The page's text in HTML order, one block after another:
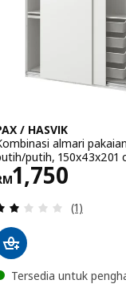
/ HASVIK
almari
putih, 150x43x201
1,750RM
Ulasan:
(1)
Tersedia untuk